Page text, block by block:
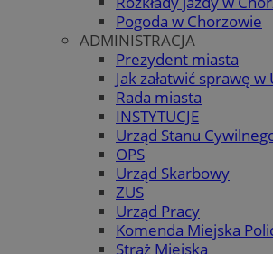
Pogoda w Chorzowie
ADMINISTRACJA
Prezydent miasta
Jak załatwić sprawę
Rada miasta
INSTYTUCJE
Urząd Stanu
OPS
Urząd Skarbowy
ZUS
Urząd Pracy
Komenda Miejska
Straż Miejska